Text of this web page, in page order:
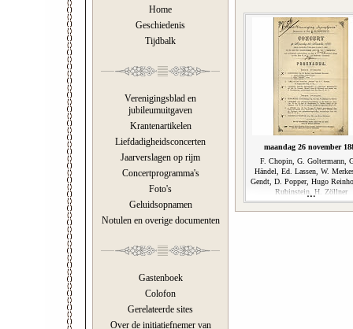
Home
Geschiedenis
Tijdbalk
Verenigingsblad en
jubileumuitgaven
Krantenartikelen
Liefdadigheidsconcerten
Jaarverslagen op rijm
Concertprogramma's
Foto's
Geluidsopnamen
Notulen en overige documenten
Gastenboek
Colofon
Gerelateerde sites
Over de initiatiefnemer van
maandag 26 november
F. Chopin, G. Goltermann,
Händel, Ed. Lassen, W.
Gendt, D. Popper, Hugo
Rubinstein, H. Zöllner